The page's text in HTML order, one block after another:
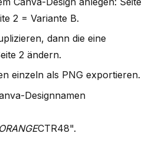
2 = Variante B.
dann die eine
2 ändern.
einzeln als PNG exportieren.
Designnamen
ORANGECTR48".